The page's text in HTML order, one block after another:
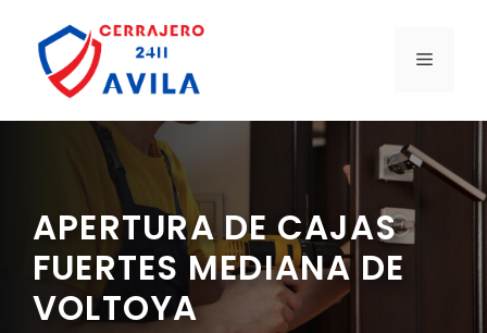
contenido
MENÚ
APERTURA DE CAJAS
FUERTES MEDIANA DE
VOLTOYA